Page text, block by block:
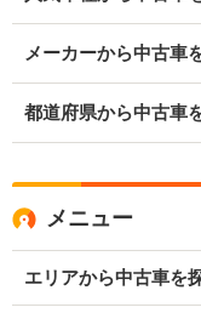
メーカーから中古車
都道府県から中古車
メニュー
エリアから中古車を